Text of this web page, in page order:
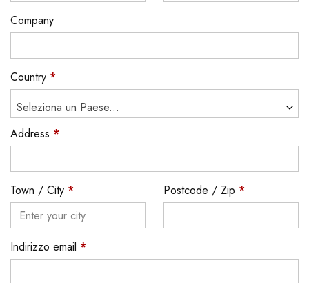
Company
Country *
Seleziona un Paese...
Address *
Town / City * Postcode / Zip *
Indirizzo email *